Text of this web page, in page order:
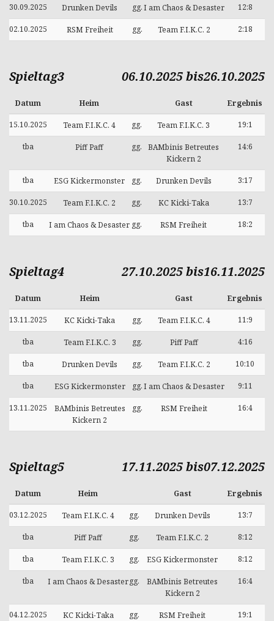
30.09.2025 Drunken Devils gg.I am Chaos & Desaster 12:8
02.10.2025 RSM Freiheit gg. Team F.I.K.C. 2 2:18
Spieltag3 06.10.2025 bis26.10.2025
Datum Heim Gast Ergebnis
15.10.2025 Team F.I.K.C. 4 gg. Team F.I.K.C. 3 19:1
tba Piff Paff gg.
BAMbinis Betreutes
Kickern 2
14:6
tba ESG Kickermonster gg. Drunken Devils 3:17
30.10.2025 Team F.I.K.C. 2 gg. KC Kicki-Taka 13:7
tba I am Chaos & Desaster gg. RSM Freiheit 18:2
Spieltag4 27.10.2025 bis16.11.2025
Datum Heim Gast Ergebnis
13.11.2025 KC Kicki-Taka gg. Team F.I.K.C. 4 11:9
tba Team F.I.K.C. 3 gg. Piff Paff 4:16
tba Drunken Devils gg. Team F.I.K.C. 2 10:10
tba ESG Kickermonster gg.I am Chaos & Desaster 9:11
13.11.2025
BAMbinis Betreutes
Kickern 2
gg. RSM Freiheit 16:4
Spieltag5 17.11.2025 bis07.12.2025
Datum Heim Gast Ergebnis
03.12.2025 Team F.I.K.C. 4 gg. Drunken Devils 13:7
tba Piff Paff gg. Team F.I.K.C. 2 8:12
tba Team F.I.K.C. 3 gg. ESG Kickermonster 8:12
tba I am Chaos & Desastergg.
BAMbinis Betreutes
Kickern 2
16:4
04.12.2025 KC Kicki-Taka gg. RSM Freiheit 19:1